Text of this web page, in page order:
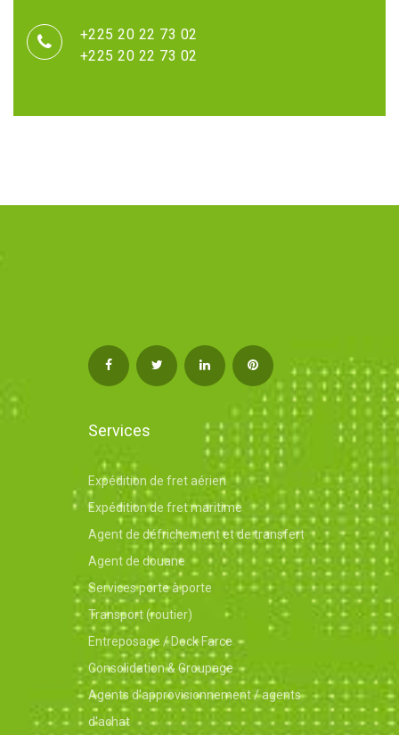
+225 20 22 73 02
+225 20 22 73 02
Services
Expédition de fret aérien
Expédition de fret maritime
Agent de défrichement et de transfert
Agent de douane
Services porte à porte
Transport (routier)
Entreposage / Dock Farce
Consolidation & Groupage
Agents d'approvisionnement / agents
d'achat